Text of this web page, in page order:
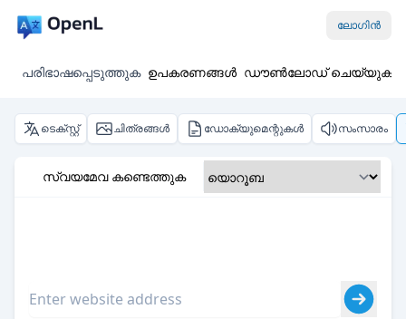
ലോഗിൻ
പരിഭാഷപ്പെടുത്തുക ഉപകരണങ്ങൾ ഡൗൺലോഡ് ചെയ്യുക
ടെക്സ്റ്റ് ചിത്രങ്ങൾ ഡോക്യുമെന്റുകൾ സംസാരം
സ്വയമേവ കണ്ടെത്തുക